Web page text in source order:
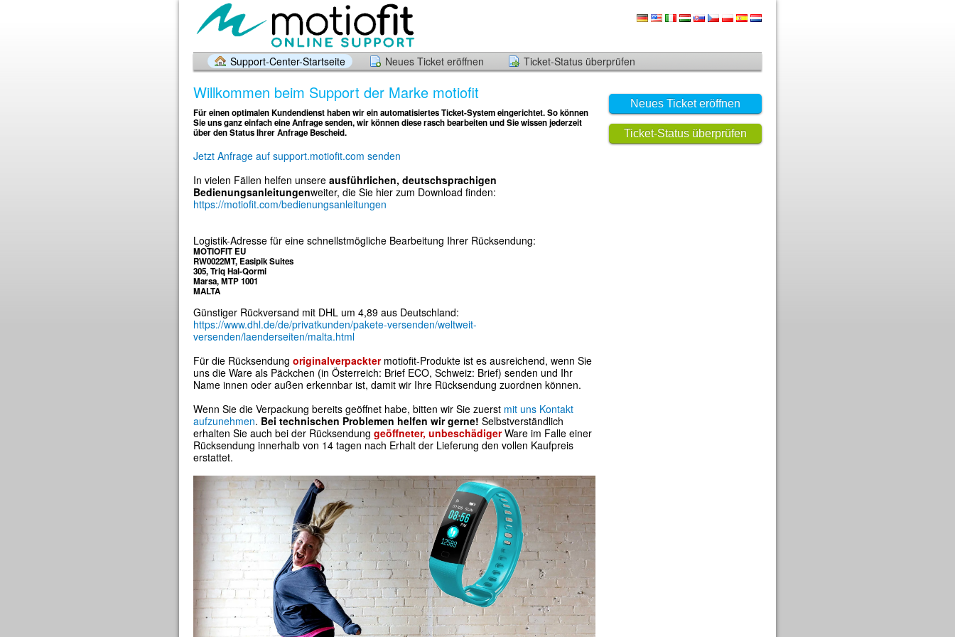
Support-Center-Startseite Neues Ticket eröffnen Ticket-Status überprüfen
Neues Ticket eröffnen
Ticket-Status überprüfen
Willkommen beim Support der Marke motiofit
Für einen optimalen Kundendienst haben wir ein automatisiertes Ticket-System eingerichtet. So können
Sie uns ganz einfach eine Anfrage senden, wir können diese rasch bearbeiten und Sie wissen jederzeit
über den Status Ihrer Anfrage Bescheid.
Jetzt Anfrage auf support.motiofit.com senden
In vielen Fällen helfen unsere ausführlichen, deutschsprachigen
Bedienungsanleitungenweiter, die Sie hier zum Download finden:
https://motiofit.com/bedienungsanleitungen
Logistik-Adresse für eine schnellstmögliche Bearbeitung Ihrer Rücksendung:
MOTIOFIT EU
RW0022MT, Easipik Suites
305, Triq Hal-Qormi
Marsa, MTP 1001
MALTA
Günstiger Rückversand mit DHL um 4,89 aus Deutschland:
https://www.dhl.de/de/privatkunden/pakete-versenden/weltweit-
versenden/laenderseiten/malta.html
Für die Rücksendung originalverpacktermotiofit-Produkte ist es ausreichend, wenn Sie
uns die Ware als Päckchen (in Österreich: Brief ECO, Schweiz: Brief) senden und Ihr
Name innen oder außen erkennbar ist, damit wir Ihre Rücksendung zuordnen können.
Wenn Sie die Verpackung bereits geöffnet habe, bitten wir Sie zuerst mit uns Kontakt
aufzunehmen. Bei technischen Problemen helfen wir gerne! Selbstverständlich
erhalten Sie auch bei der Rücksendung geöffneter, unbeschädigerWare im Falle einer
Rücksendung innerhalb von 14 tagen nach Erhalt der Lieferung den vollen Kaufpreis
erstattet.